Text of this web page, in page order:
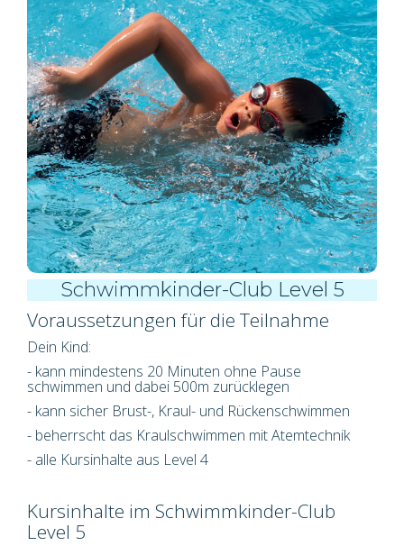
Schwimmkinder-Club Level 5
Voraussetzungen für die Teilnahme
Dein Kind:
- kann mindestens 20 Minuten ohne Pause
schwimmen und dabei 500m zurücklegen
- kann sicher Brust-, Kraul- und Rückenschwimmen
- beherrscht das Kraulschwimmen mit Atemtechnik
- alle Kursinhalte aus Level 4
Kursinhalte im Schwimmkinder-Club
Level 5